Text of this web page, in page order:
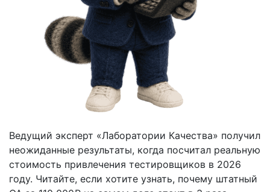
Ведущий эксперт «Лаборатории Качества» получил
неожиданные результаты, когда посчитал реальную
стоимость привлечения тестировщиков в 2026
году. Читайте, если хотите узнать, почему штатный